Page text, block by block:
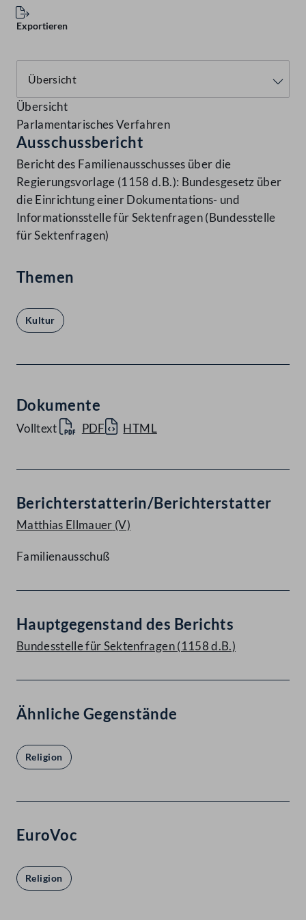
Exportieren
Übersicht
Parlamentarisches Verfahren
Ausschussbericht
Bericht des Familienausschusses über die
Regierungsvorlage (1158 d.B.): Bundesgesetz über
die Einrichtung einer Dokumentations- und
Informationsstelle für Sektenfragen (Bundesstelle
für Sektenfragen)
Themen
Kultur
Dokumente
Volltext PDF HTML
Berichterstatterin/Berichterstatter
Matthias Ellmauer (V)
Familienausschuß
Hauptgegenstand des Berichts
Bundesstelle für Sektenfragen (1158 d.B.)
Ähnliche Gegenstände
Religion
EuroVoc
Religion